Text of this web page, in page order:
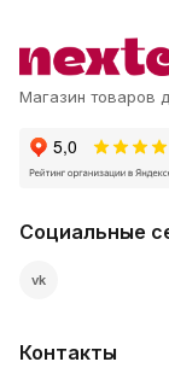
Магазин товаров
Социальные
vk
Контакты